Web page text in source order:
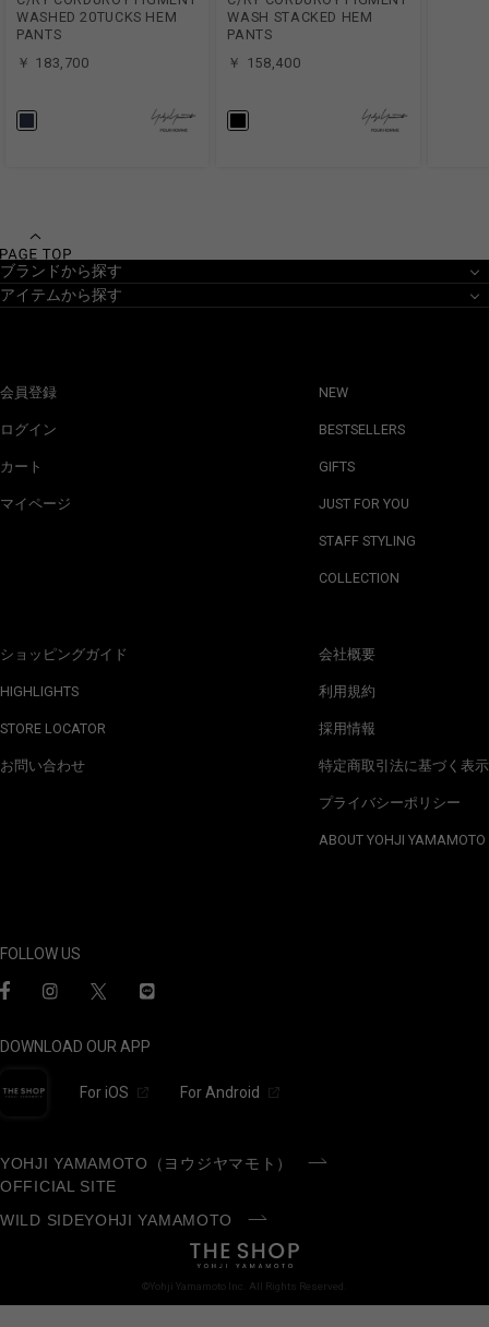
WASHED 20TUCKS HEM
PANTS
￥ 183,700
WASH STACKED HEM
PANTS
￥ 158,400
ブランドから探す
アイテムから探す
会員登録
ログイン
カート
マイページ
ショッピングガイド
HIGHLIGHTS
STORE LOCATOR
お問い合わせ
NEW
BESTSELLERS
GIFTS
JUST FOR YOU
STAFF STYLING
COLLECTION
会社概要
利用規約
採用情報
特定商取引法に基づく表示
プライバシーポリシー
ABOUT YOHJI YAMAMOTO
FOLLOW US
DOWNLOAD OUR APP
For iOS For Android
YOHJI YAMAMOTO（ヨウジヤマモト）
OFFICIAL SITE
WILD SIDEYOHJI YAMAMOTO
©Yohji Yamamoto Inc. All Rights Reserved.